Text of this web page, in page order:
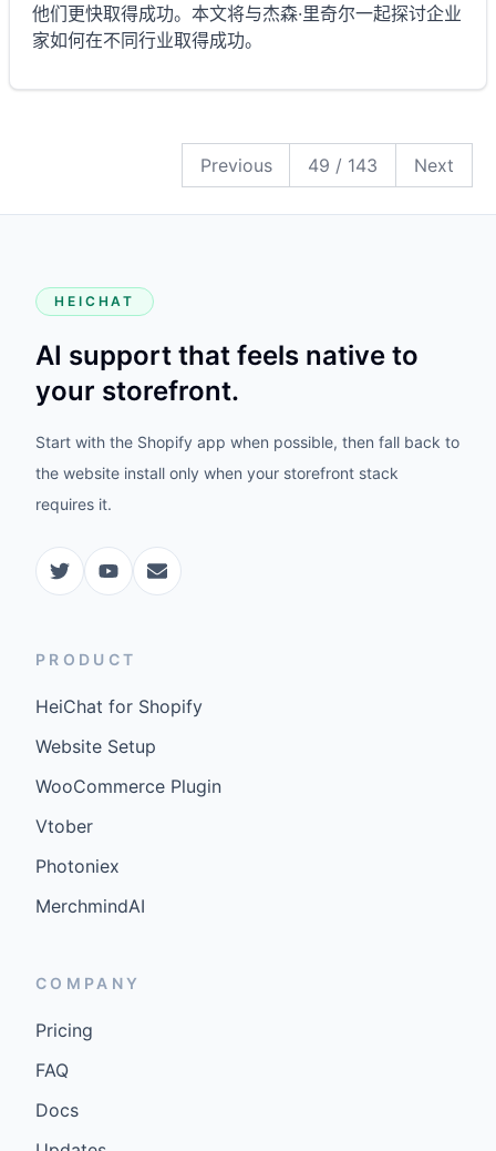
他们更快取得成功。本文将与杰森·里奇尔一起探讨企业
家如何在不同行业取得成功。
Previous 49 / 143 Next19
20
21
22
23
24
25
26
27
28
29
30
31
32
33
34
35
36
37
38
39
40
41
42
43
44
45
46
47
48
49
50
51
52
53
54
55
56
57
58
59
60
6162
63
64
65
66
67
68
69
70
88
89
90
91
92
93
94
95
96
97
98
99
100
101
102
103
104
105
106
107
108
109
110
111
112
113
114
115
116
117
118
119
120
121
122
123
124
125
126
127
128
129
130
131
132
133
134
135
136
137
138
139
140
141
142
143
HEICHAT
AI support that feels native to
your storefront.
Start with the Shopify app when possible, then fall back to
the website install only when your storefront stack
requires it.
PRODUCT
HeiChat for Shopify
Website Setup
WooCommerce Plugin
Vtober
Photoniex
MerchmindAI
COMPANY
Pricing
FAQ
Docs